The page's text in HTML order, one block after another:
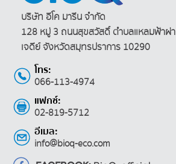
บริษัท อีโค มารีน จำกัด
128 หมู่ 3 ถนนสุขสวัสดิ์ ตำบลแหลมฟ้าผ่า
เจดีย์ จังหวัดสมุทรปราการ 10290
โทร:
066-113-4974
แฟกซ์:
02-819-5712
อีเมล:
info@bioq-eco.com